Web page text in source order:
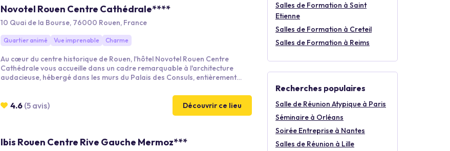
Salles de Formation à Saint
Etienne
Salles de Formation à Creteil
Salles de Formation à Reims
Recherches populaires
Salle de Réunion Atypique à Paris
Séminaire à Orléans
Soirée Entreprise à Nantes
Salles de Réunion à Lille
Novotel Rouen Centre Cathédrale****
10 Quai de la Bourse, 76000 Rouen, France
Quartier animé Vue imprenable Charme
Au cœur du centre historique de Rouen, l'hôtel Novotel Rouen Centre
Cathédrale vous accueille dans un cadre remarquable à l'architecture
audacieuse, hébergé dans les murs du Palais des Consuls, entièrement
décoration intérieure inspirée et respectueuse des racines architecturales
du bâtiment d'origine. Lieu idéal pour les séminaires et événements
professionnels grâce à ses salles équipées et modulables.
4.6 (5 avis) Découvrir ce lieu
Ibis Rouen Centre Rive Gauche Mermoz***